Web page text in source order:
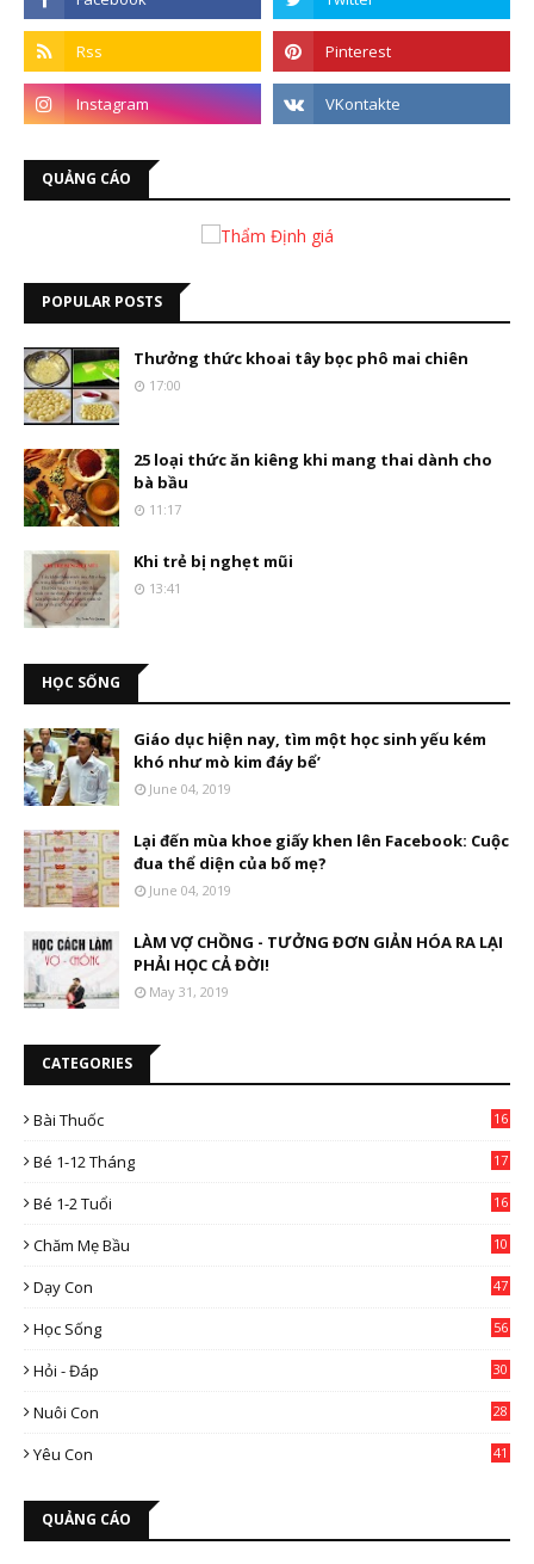
QUẢNG CÁO
POPULAR POSTS
Thưởng thức khoai tây bọc phô mai chiên
17:00
25 loại thức ăn kiêng khi mang thai dành cho
bà bầu
11:17
Khi trẻ bị nghẹt mũi
13:41
HỌC SỐNG
Giáo dục hiện nay, tìm một học sinh yếu kém
khó như mò kim đáy bể’
June 04, 2019
Lại đến mùa khoe giấy khen lên Facebook: Cuộc
đua thể diện của bố mẹ?
June 04, 2019
LÀM VỢ CHỒNG - TƯỞNG ĐƠN GIẢN HÓA RA LẠI
PHẢI HỌC CẢ ĐỜI!
May 31, 2019
CATEGORIES
Bài Thuốc
16
Bé 1-12 Tháng 17
Bé 1-2 Tuổi 16
Chăm Mẹ Bầu
10
Dạy Con
47
Học Sống 56
Hỏi - Đáp 30
Nuôi Con
28
Yêu Con
41
QUẢNG CÁO